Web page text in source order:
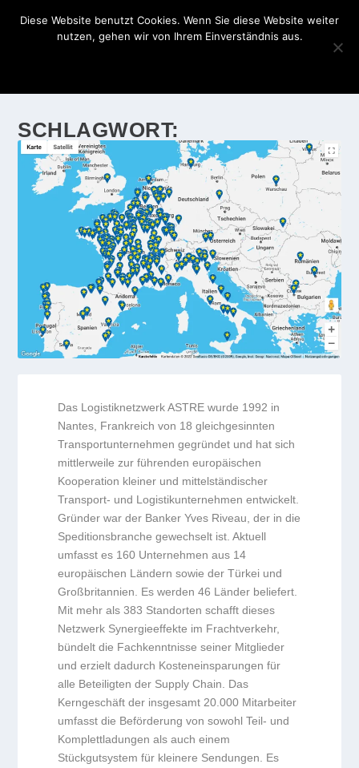
SCHLAGWORT:
SKANDINAVIEN
Das Logistiknetzwerk ASTRE wurde 1992 in
Nantes, Frankreich von 18 gleichgesinnten
Transportunternehmen gegründet und hat sich
mittlerweile zur führenden europäischen
Kooperation kleiner und mittelständischer
Transport- und Logistikunternehmen entwickelt.
Gründer war der Banker Yves Riveau, der in die
Speditionsbranche gewechselt ist. Aktuell
umfasst es 160 Unternehmen aus 14
europäischen Ländern sowie der Türkei und
Großbritannien. Es werden 46 Länder beliefert.
Mit mehr als 383 Standorten schafft dieses
Netzwerk Synergieeffekte im Frachtverkehr,
bündelt die Fachkenntnisse seiner Mitglieder
und erzielt dadurch Kosteneinsparungen für
alle Beteiligten der Supply Chain. Das
Kerngeschäft der insgesamt 20.000 Mitarbeiter
umfasst die Beförderung von sowohl Teil- und
Komplettladungen als auch einem
Stückgutsystem für kleinere Sendungen. Es
Diese Website benutzt Cookies. Wenn Sie diese Website weiter
nutzen, gehen wir von Ihrem Einverständnis aus.